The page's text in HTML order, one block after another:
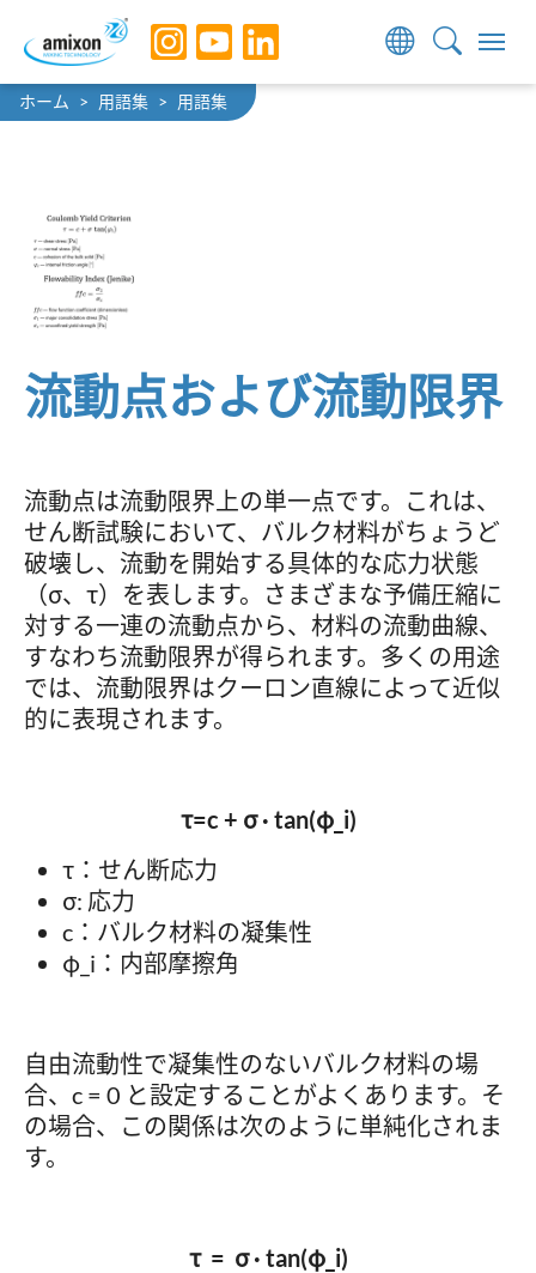
Skip to main navigation
Skip to main content
Skip to page footer
You are here:
ホーム 用語集 用語集
流動点および流動限界
流動点は流動限界上の単一点です。これは、
せん断試験において、バルク材料がちょうど
破壊し、流動を開始する具体的な応力状態
（σ、τ）を表します。さまざまな予備圧縮に
対する一連の流動点から、材料の流動曲線、
すなわち流動限界が得られます。多くの用途
では、流動限界はクーロン直線によって近似
的に表現されます。
τ=c + σ · tan(φ_i)
τ：せん断応力
σ: 応力
c：バルク材料の凝集性
φ_i：内部摩擦角
自由流動性で凝集性のないバルク材料の場
合、c = 0 と設定することがよくあります。そ
の場合、この関係は次のように単純化されま
す。
τ = σ · tan(φ_i)